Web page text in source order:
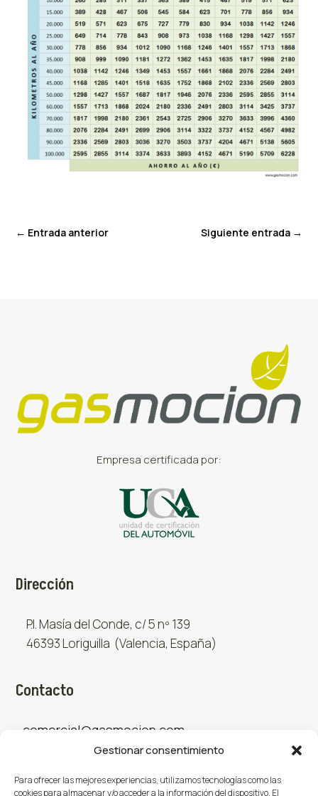
Gestionar consentimiento
Para ofrecer las mejores experiencias, utilizamos tecnologías como las
cookies para almacenar y/o acceder a la información del dispositivo. El
← Entrada anterior Siguiente entrada→
Empresa certificada por:
Dirección
P.I. Masía del Conde, c/ 5 nº 139
46393 Loriguilla (Valencia, España)
Contacto
comercial@gasmocion.com